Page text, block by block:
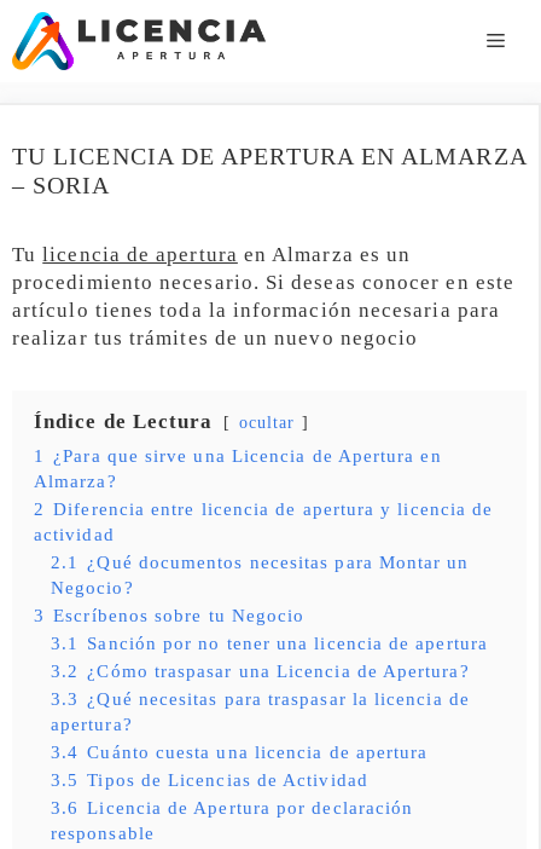
Saltar
contenido
TU LICENCIA DE APERTURA EN ALMARZA
– SORIA
Tulicencia de apertura en Almarza es un
procedimiento necesario. Si deseas conocer en este
artículo tienes toda la información necesaria para
realizar tus trámites de un nuevo negocio
Índice de Lectura ocultar
1
¿Para que sirve una Licencia de Apertura en
Almarza?
2 Diferencia entre licencia de apertura y licencia de
actividad
2.1
¿Qué documentos necesitas para Montar un
Negocio?
3 Escríbenos sobre tu Negocio
3.1
Sanción por no tener una licencia de apertura
3.2 ¿Cómo traspasar una Licencia de Apertura?
3.3 ¿Qué necesitas para traspasar la licencia de
apertura?
3.4 Cuánto cuesta una licencia de apertura
3.5 Tipos de Licencias de Actividad
3.6 Licencia de Apertura por declaración
responsable